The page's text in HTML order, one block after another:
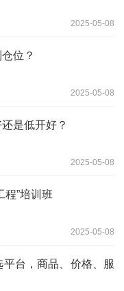
2025-05-08
位？
2025-05-08
是低开好？
2025-05-08
程”培训班
2025-05-08
台，商品、价格、服